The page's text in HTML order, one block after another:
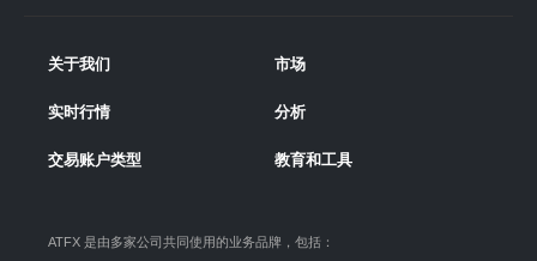
关于我们 市场
实时行情 分析
交易账户类型 教育和工具
ATFX 是由多家公司共同使用的业务品牌，包括：